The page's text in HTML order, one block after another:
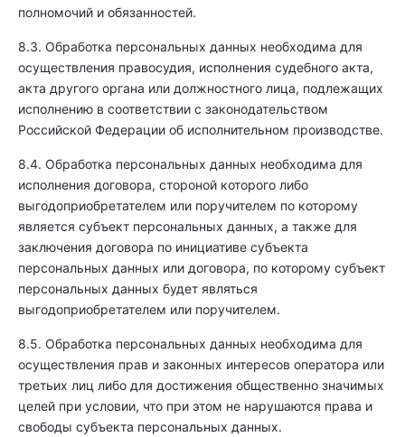
полномочий и обязанностей.
8.3. Обработка персональных данных необходима для
осуществления правосудия, исполнения судебного акта,
акта другого органа или должностного лица, подлежащих
исполнению в соответствии с законодательством
Российской Федерации об исполнительном производстве.
8.4. Обработка персональных данных необходима для
исполнения договора, стороной которого либо
выгодоприобретателем или поручителем по которому
является субъект персональных данных, а также для
заключения договора по инициативе субъекта
персональных данных или договора, по которому субъект
персональных данных будет являться
выгодоприобретателем или поручителем.
8.5. Обработка персональных данных необходима для
осуществления прав и законных интересов оператора или
третьих лиц либо для достижения общественно значимых
целей при условии, что при этом не нарушаются права и
свободы субъекта персональных данных.